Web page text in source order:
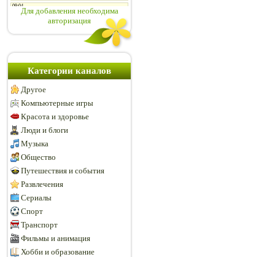
Для добавления необходима
авторизация
Категории каналов
Другое
Компьютерные игры
Красота и здоровье
Люди и блоги
Музыка
Общество
Путешествия и события
Развлечения
Сериалы
Спорт
Транспорт
Фильмы и анимация
Хобби и образование